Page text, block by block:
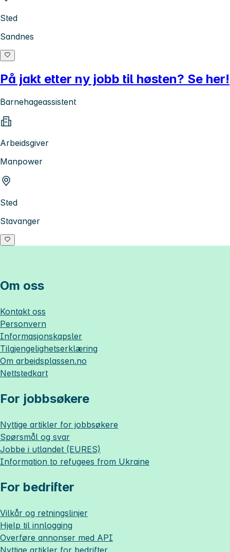
Sted
Sandnes
På jakt etter ny jobb til høsten? Se her!
Barnehageassistent
Arbeidsgiver
Manpower
Sted
Stavanger
Om oss
Kontakt oss
Personvern
Informasjonskapsler
Tilgjengelighetserklæring
Om arbeidsplassen.no
Nettstedkart
For jobbsøkere
Nyttige artikler for jobbsøkere
Spørsmål og svar
Jobbe i utlandet (EURES)
Information to refugees from Ukraine
For bedrifter
Vilkår og retningslinjer
Hjelp til innlogging
Overføre annonser med API
Nyttige artikler for bedrifter